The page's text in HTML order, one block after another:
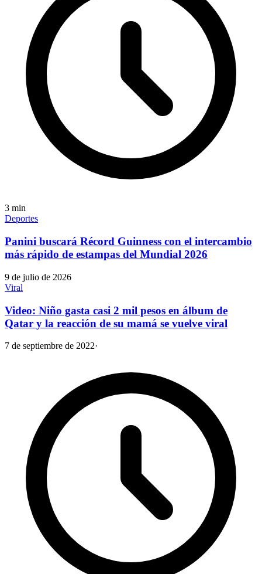
3 min
Deportes
Panini buscará Récord Guinness con el intercambio
más rápido de estampas del Mundial 2026
9 de julio de 2026
Viral
Video: Niño gasta casi 2 mil pesos en álbum de
Qatar y la reacción de su mamá se vuelve viral
7 de septiembre de 2022·